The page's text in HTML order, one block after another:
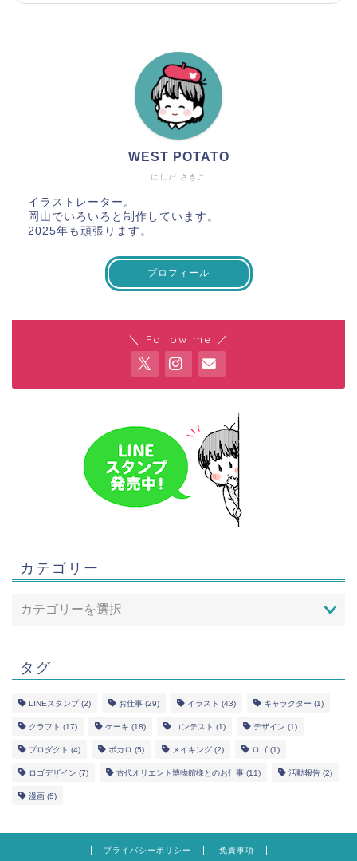
にしだ さきこ
WEST POTATO
イラストレーター。
岡山でいろいろと制作しています。
2025年も頑張ります。
プロフィール
＼ Follow me ／
カテゴリー
タグ
LINEスタンプ(2) お仕事 (29) イラスト (43) キャラクター (1)
クラフト (17) ケーキ (18) コンテスト (1) デザイン (1)
プロダクト (4) ボカロ (5) メイキング (2) ロゴ (1)
ロゴデザイン (7) 古代オリエント博物館様とのお仕事 (11) 活動報告 (2)
漫画 (5)
プライバシーポリシー 免責事項